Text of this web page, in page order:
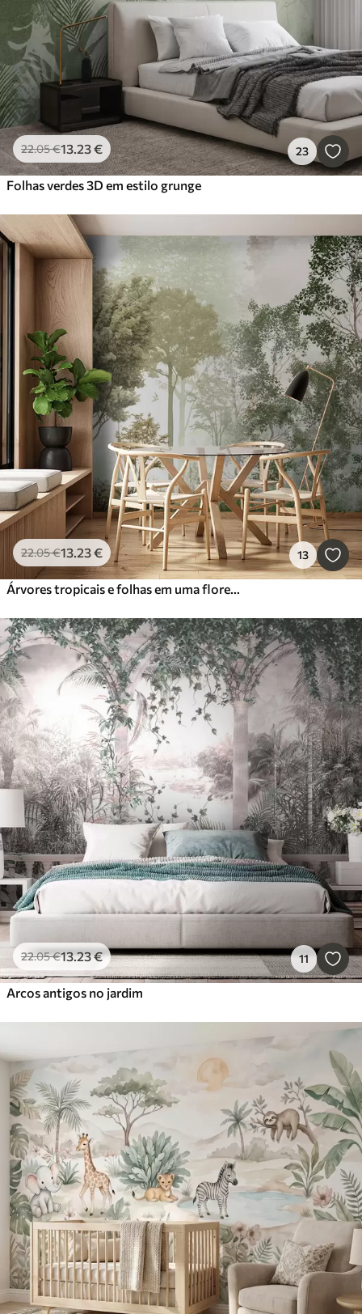
22.05€13.23€ 23
Folhas verdes 3D em estilo grunge
22.05€13.23€ 13
Árvores tropicais e folhas em uma floresta nevoenta
22.05€13.23€ 11
Arcos antigos no jardim